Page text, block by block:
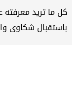
كل ما تريد
باستقبال شكاوى